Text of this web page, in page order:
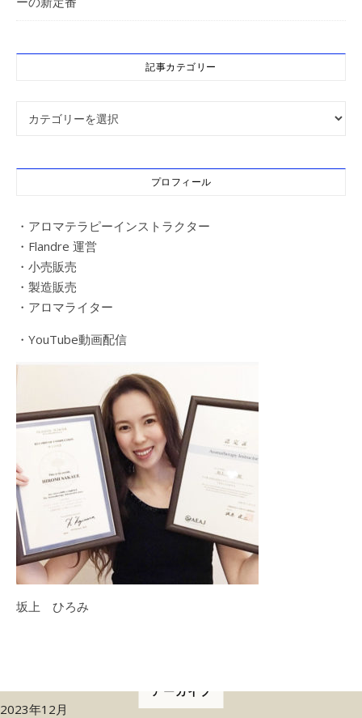
記事カテゴリー
記事カテゴリー
プロフィール
・アロマテラピーインストラクター
・Flandre 運営
・小売販売
・製造販売
・アロマライター
・YouTube動画配信
坂上 ひろみ
アーカイブ
2023年12月